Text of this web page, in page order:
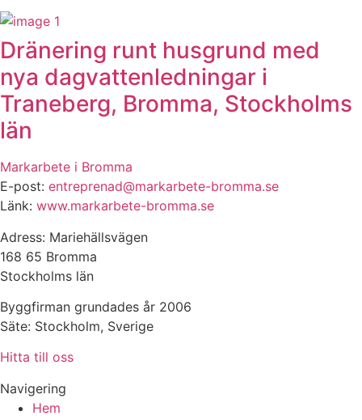
Dränering runt husgrund med
nya dagvattenledningar i
Traneberg, Bromma, Stockholms
län
Markarbete i Bromma
E-post: entreprenad@markarbete-bromma.se
Länk: www.markarbete-bromma.se
Adress: Mariehällsvägen
168 65 Bromma
Stockholms län
Byggfirman grundades år 2006
Säte: Stockholm, Sverige
Hitta till oss
Navigering
Hem